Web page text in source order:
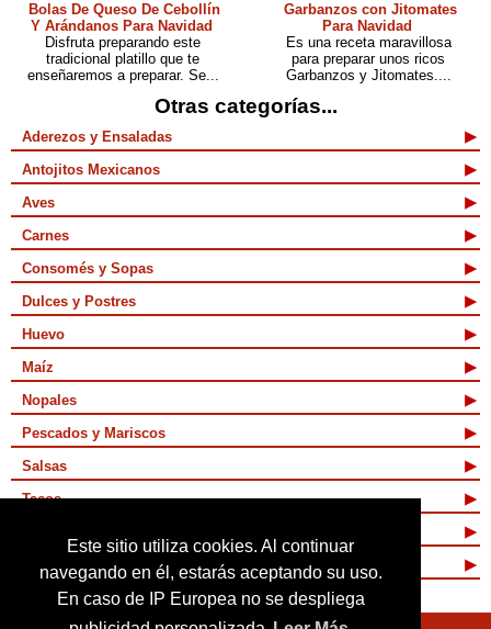
Este sitio utiliza cookies. Al continuar
navegando en él, estarás aceptando su uso.
En caso de IP Europea no se despliega
Bolas De Queso De Cebollín
Y Arándanos Para Navidad
Disfruta preparando este
tradicional platillo que te
enseñaremos a preparar. Se...
Garbanzos con Jitomates
Para Navidad
Es una receta maravillosa
para preparar unos ricos
Garbanzos y Jitomates....
Otras categorías...
Aderezos y Ensaladas
Antojitos Mexicanos
Aves
Carnes
Consomés y Sopas
Dulces y Postres
Huevo
Maíz
Nopales
Pescados y Mariscos
Salsas
Tacos
Vegetarianas